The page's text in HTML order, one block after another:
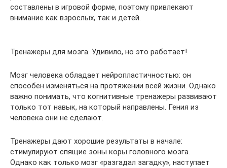
составлены в игровой форме, поэтому привлекают
внимание как взрослых, так и детей.
Тренажеры для мозга. Удивило, но это работает!
Мозг человека обладает нейропластичностью: он
способен изменяться на протяжении всей жизни. Однако
важно понимать, что когнитивные тренажеры развивают
только тот навык, на который направлены. Гения из
человека они не сделают.
Тренажеры дают хорошие результаты в начале:
стимулируют спящие зоны коры головного мозга.
Однако как только мозг «разгадал загадку», наступает